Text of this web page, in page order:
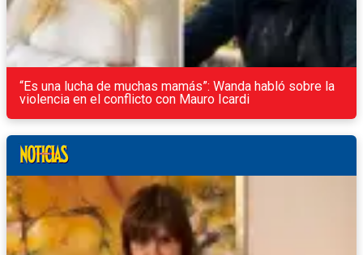
“Es una lucha de muchas mamás”: Wanda habló sobre la
violencia en el conflicto con Mauro Icardi